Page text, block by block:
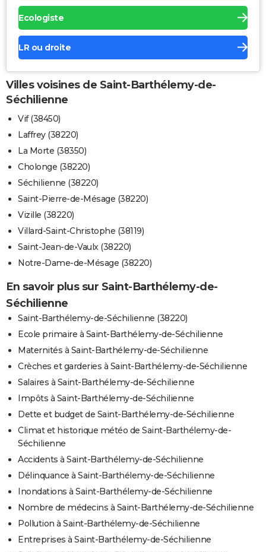
Ecologiste
LR ou droite
Villes voisines de Saint-Barthélemy-de-
Séchilienne
Vif (38450)
Laffrey (38220)
La Morte (38350)
Cholonge (38220)
Séchilienne (38220)
Saint-Pierre-de-Mésage (38220)
Vizille (38220)
Villard-Saint-Christophe (38119)
Saint-Jean-de-Vaulx (38220)
Notre-Dame-de-Mésage (38220)
En savoir plus sur Saint-Barthélemy-de-
Séchilienne
Saint-Barthélemy-de-Séchilienne (38220)
Ecole primaire à Saint-Barthélemy-de-Séchilienne
Maternités à Saint-Barthélemy-de-Séchilienne
Crèches et garderies à Saint-Barthélemy-de-Séchilienne
Salaires à Saint-Barthélemy-de-Séchilienne
Impôts à Saint-Barthélemy-de-Séchilienne
Dette et budget de Saint-Barthélemy-de-Séchilienne
Climat et historique météo de Saint-Barthélemy-de-
Séchilienne
Accidents à Saint-Barthélemy-de-Séchilienne
Délinquance à Saint-Barthélemy-de-Séchilienne
Inondations à Saint-Barthélemy-de-Séchilienne
Nombre de médecins à Saint-Barthélemy-de-Séchilienne
Pollution à Saint-Barthélemy-de-Séchilienne
Entreprises à Saint-Barthélemy-de-Séchilienne